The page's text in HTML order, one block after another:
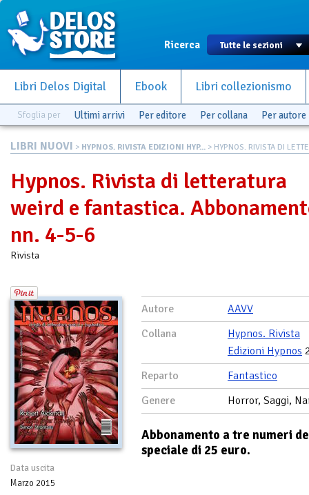
Ricerca
Libri Delos Digital Ebook Libri collezionismo
Sfoglia per Ultimi arrivi Per editore Per collana Per autore
LIBRI NUOVI > HYPNOS. RIVISTA EDIZIONI HYP... > HYPNOS. RIVISTA DI
Hypnos. Rivista di letteratura
weird e fantastica.
nn. 4-5-6
Rivista
Data uscita
Marzo 2015
Autore
AAVV
Collana
Hypnos. Rivista
Edizioni Hypnos
Reparto
Fantastico
Genere
Horror, Saggi,
Abbonamento a tre numeri
speciale di 25 euro.